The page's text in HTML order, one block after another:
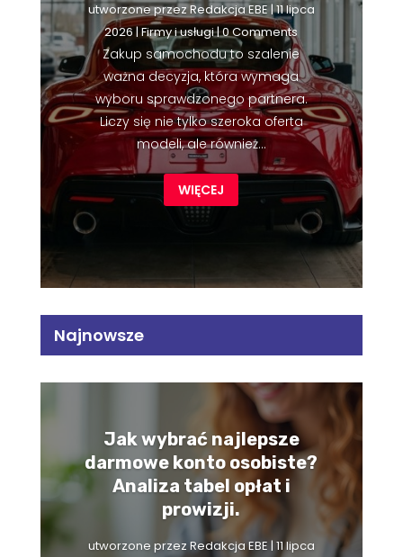
utworzone przezRedakcja EBE|11 lipca
2026|Firmy i usługi| 0 Comments
Zakup samochodu to szalenie
ważna decyzja, która wymaga
wyboru sprawdzonego partnera.
Liczy się nie tylko szeroka oferta
modeli, ale również...
WIĘCEJ
Najnowsze
Jak wybrać najlepsze
darmowe konto osobiste?
Analiza tabel opłat i
prowizji.
utworzone przezRedakcja EBE | 11 lipca